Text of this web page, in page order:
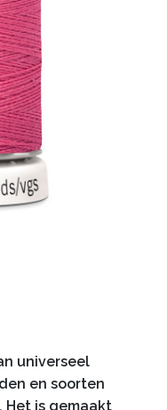
universeel
en soorten
Het is gemaakt